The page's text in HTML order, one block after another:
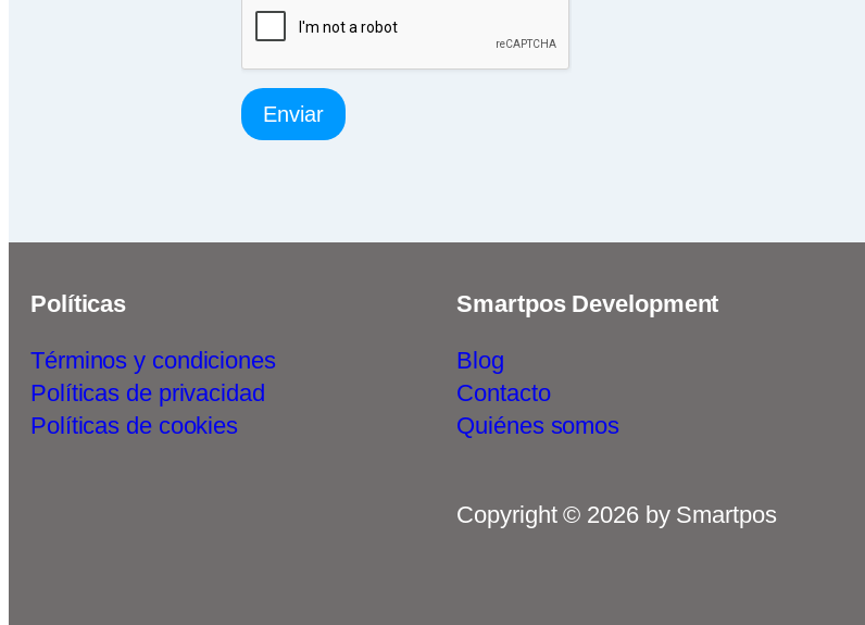
e
)
Enviar
Políticas
Términos y condiciones
Políticas de privacidad
Políticas de cookies
Smartpos Development
Blog
Contacto
Quiénes somos
Copyright © 2026 by Smartpos